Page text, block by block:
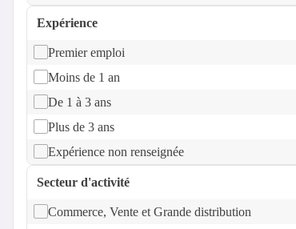
Expérience
Premier emploi
Moins de 1 an
De 1 à 3 ans
Plus de 3 ans
Expérience non renseignée
Secteur d'activité
Commerce, Vente et Grande distribution